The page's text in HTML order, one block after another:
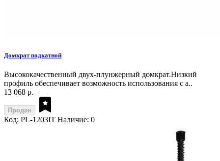
Домкрат подкатной
Высококачественный двух-плунжерный домкрат.Низкий
профиль обеспечивает возможность использования с а..
13 068 р.
Продан
Код: PL-1203IT Наличие: 0